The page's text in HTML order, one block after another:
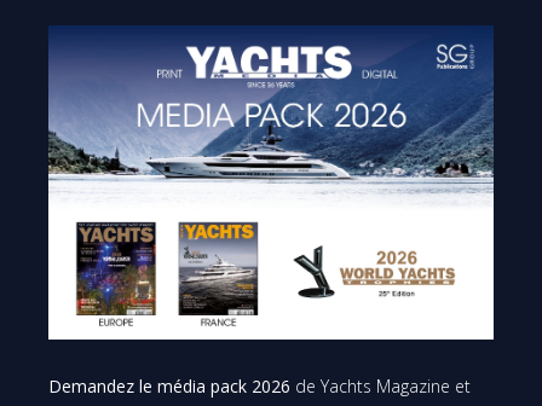
Demandez le média pack 2026 de Yachts Magazine et